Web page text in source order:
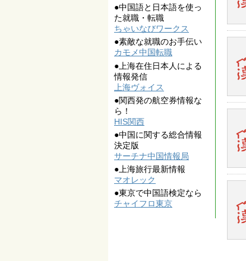
●中国語と日本語を使っ
た就職・転職
ちゃいなびワークス
●素敵な就職のお手伝い
カモメ中国転職
●上海在住日本人による
情報発信
上海ヴォイス
●関西発の航空券情報な
ら！
HIS関西
●中国に関する総合情報
決定版
サーチナ中国情報局
●上海旅行最新情報
マオレック
●東京で中国語検定なら
チャイフロ東京